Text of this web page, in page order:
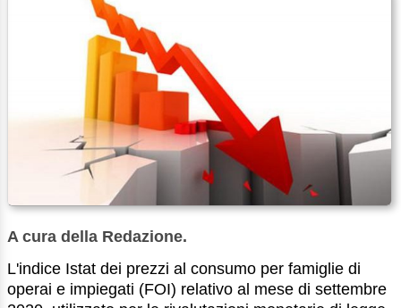
A cura della Redazione.
L'indice Istat dei prezzi al consumo per famiglie di
operai e impiegati (FOI) relativo al mese di settembre